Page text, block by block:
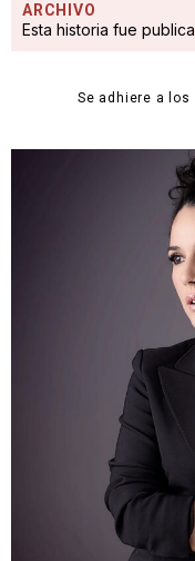
ARCHIVO
Esta historia fue
Se adhiere a